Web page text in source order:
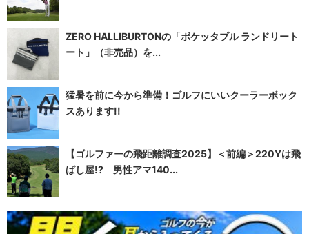
ZERO HALLIBURTONの「ポケッタブル ランドリート
ート」（非売品）を...
猛暑を前に今から準備！ゴルフにいいクーラーボック
スあります!!
【ゴルファーの飛距離調査2025】＜前編＞220Yは飛
ばし屋!? 男性アマ140...